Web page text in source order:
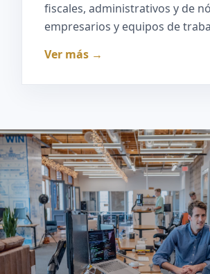
fiscales, administrativos y de
empresarios y equipos de
Ver más →